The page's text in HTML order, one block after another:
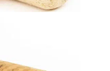
aglomerado